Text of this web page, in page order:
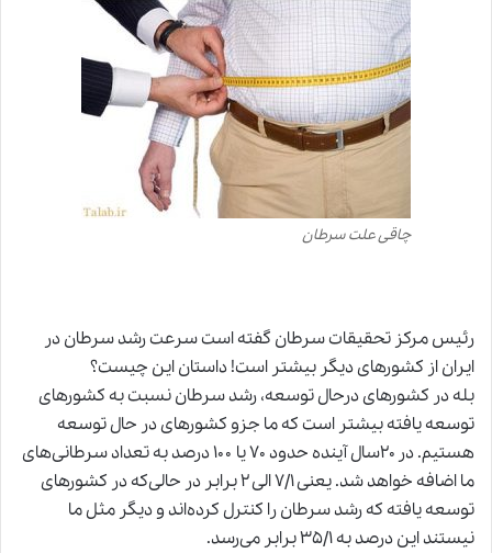
چاقی علت سرطان
رئیس مرکز تحقیقات سرطان گفته است سرعت رشد سرطان در
ایران از کشورهای دیگر بیشتر است! داستان این چیست؟
بله در کشورهای درحال توسعه، رشد سرطان نسبت به کشورهای
توسعه یافته بیشتر است که ما جزو کشورهای در حال توسعه
هستیم. در ۲۰سال آینده حدود ۷۰ یا ۱۰۰ درصد به تعداد سرطانی‌های
ما اضافه خواهد شد. یعنی ۷/۱ الی ۲ برابر در حالی‌که در کشورهای
توسعه یافته که رشد سرطان را کنترل کرده‌اند و دیگر مثل ما
نیستند این درصد به ۳۵/۱ برابر می‌رسد.